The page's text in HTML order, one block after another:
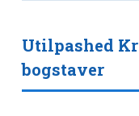
Utilpashed
bogstaver